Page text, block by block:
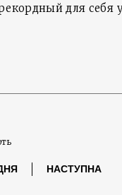
для себя
НАСТУПНА